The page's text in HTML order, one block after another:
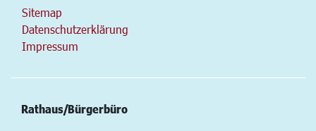
Sitemap
Datenschutzerklärung
Impressum
Rathaus/Bürgerbüro